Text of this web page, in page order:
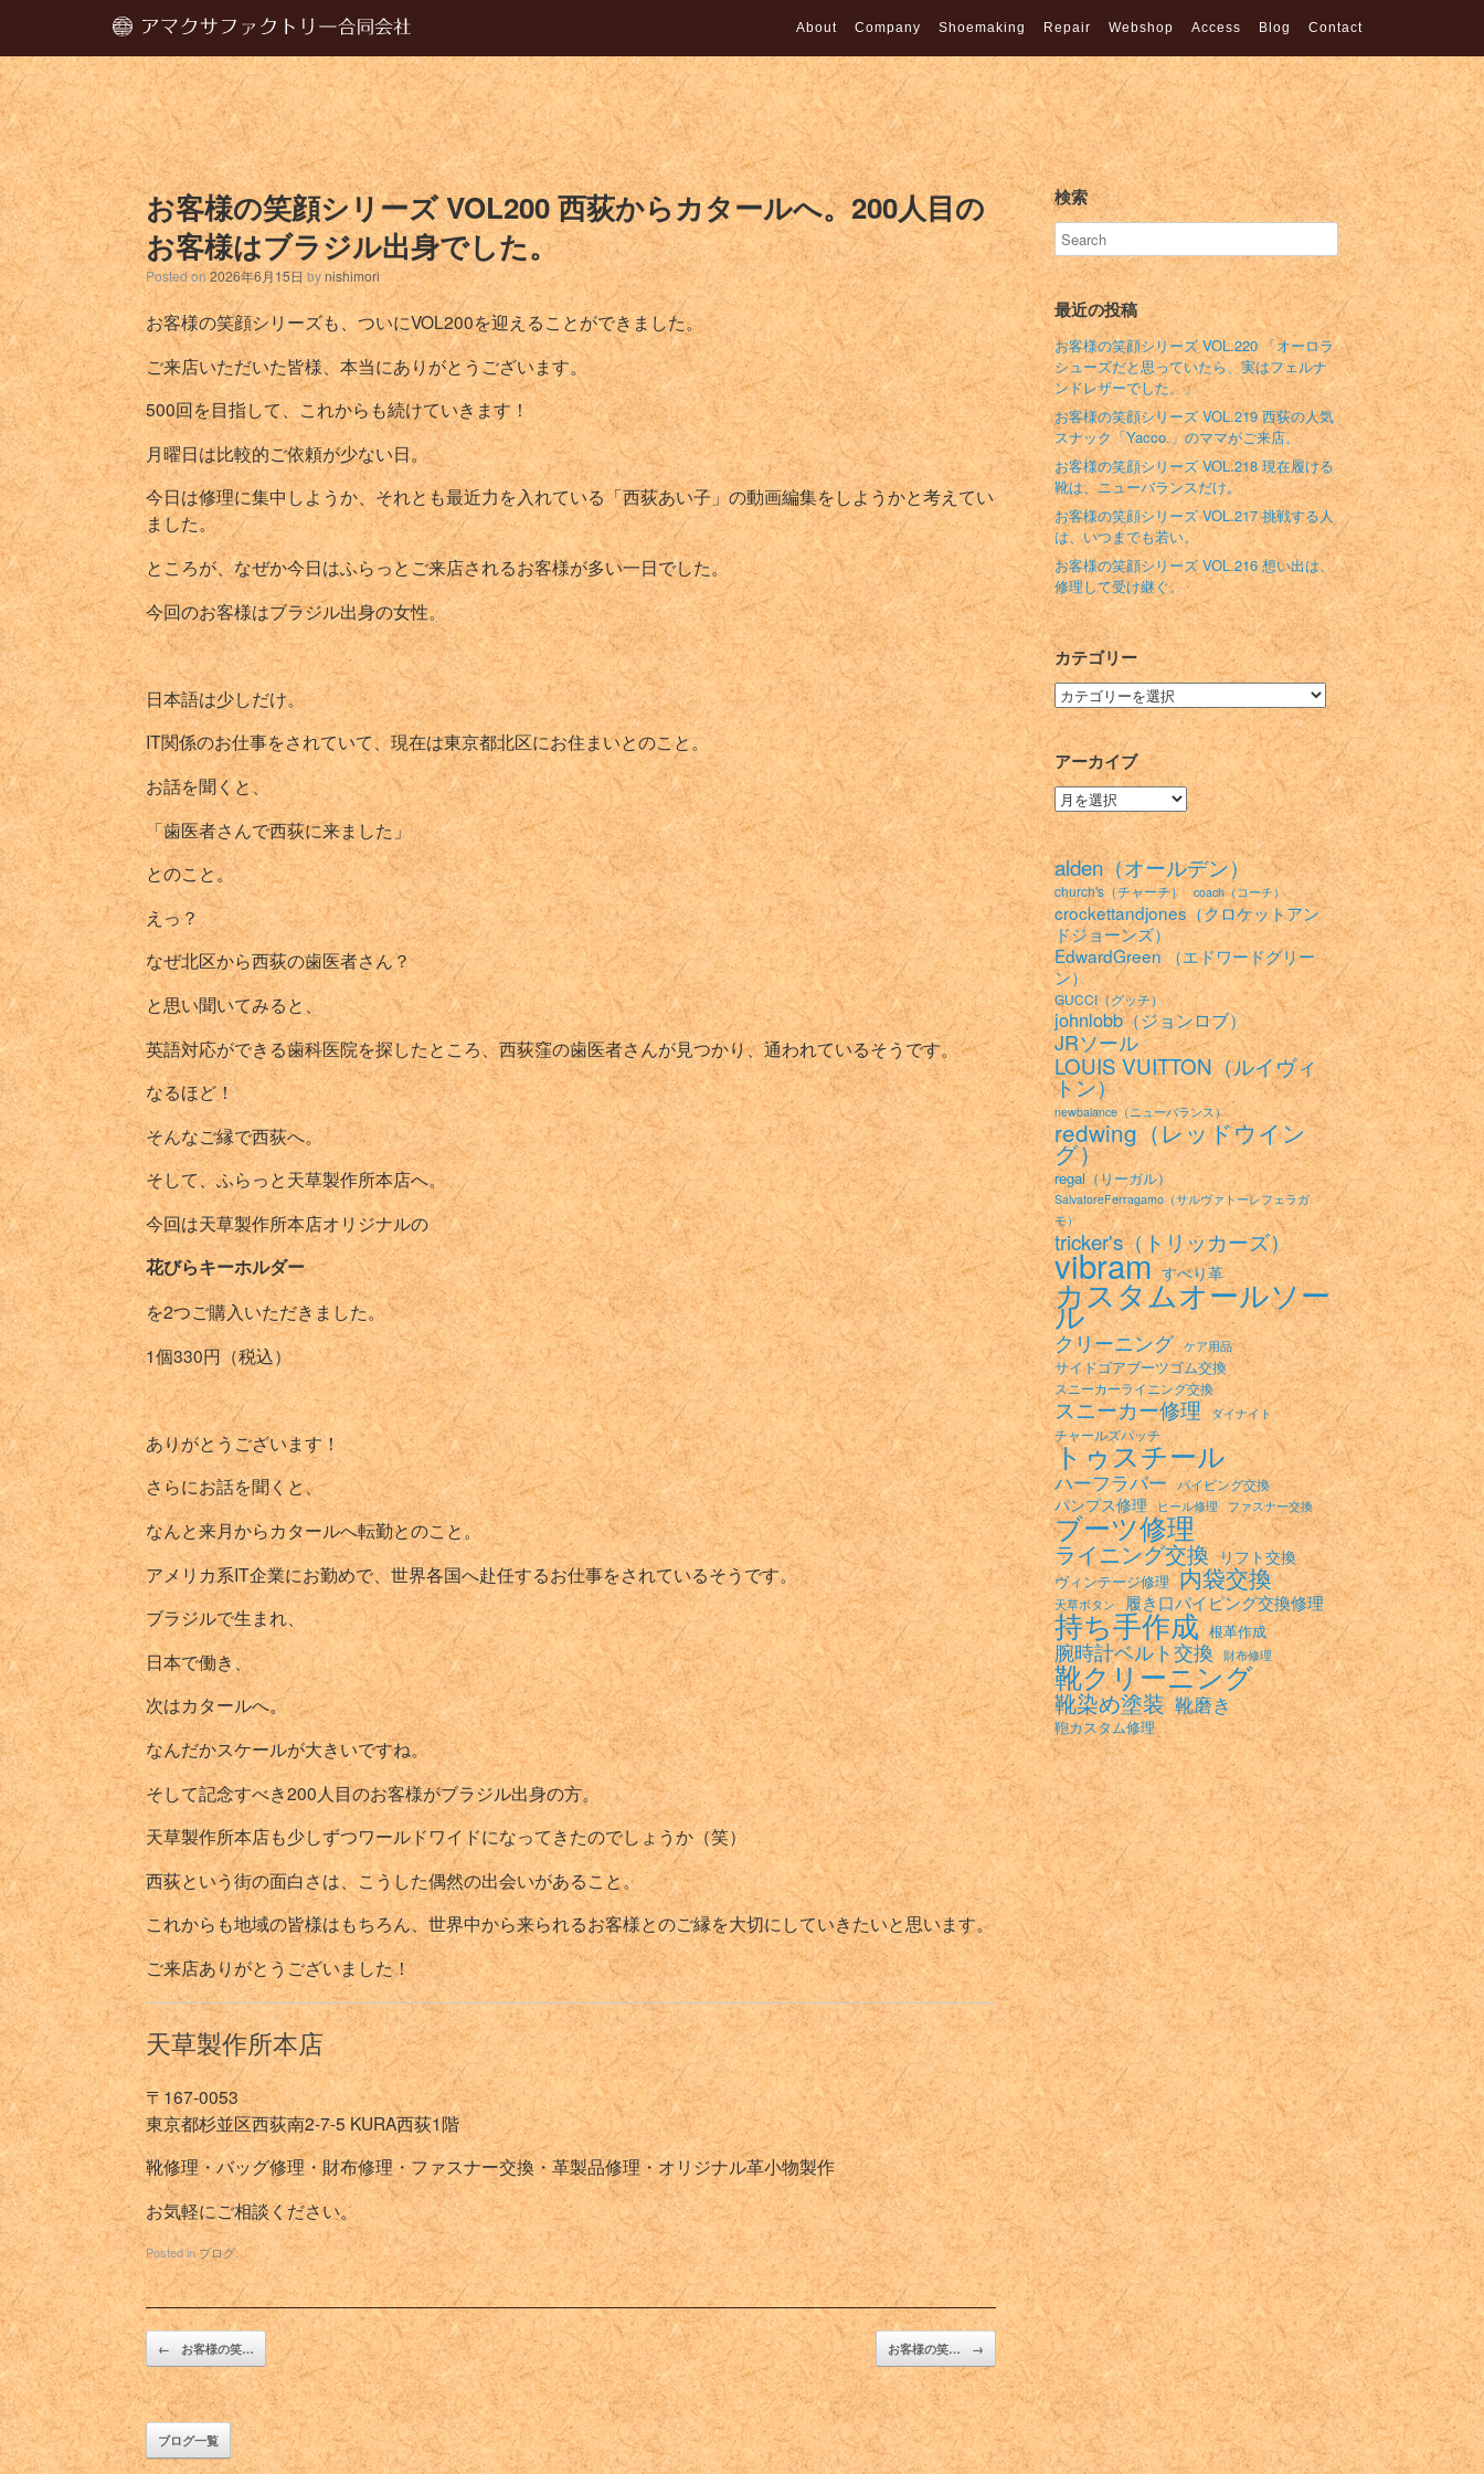
About Company Shoemaking Repair Webshop Access Blog Contact
お客様の笑顔シリーズ VOL200 西荻からカタールへ。200人目の
お客様はブラジル出身でした。
Posted on2026年6月15日 bynishimori
お客様の笑顔シリーズも、ついにVOL200を迎えることができました。
ご来店いただいた皆様、本当にありがとうございます。
500回を目指して、これからも続けていきます！
月曜日は比較的ご依頼が少ない日。
今日は修理に集中しようか、それとも最近力を入れている「西荻あい子」の動画編集をしようかと考えてい
ました。
ところが、なぜか今日はふらっとご来店されるお客様が多い一日でした。
今回のお客様はブラジル出身の女性。
日本語は少しだけ。
IT関係のお仕事をされていて、現在は東京都北区にお住まいとのこと。
お話を聞くと、
「歯医者さんで西荻に来ました」
とのこと。
えっ？
なぜ北区から西荻の歯医者さん？
と思い聞いてみると、
英語対応ができる歯科医院を探したところ、西荻窪の歯医者さんが見つかり、通われているそうです。
なるほど！
そんなご縁で西荻へ。
そして、ふらっと天草製作所本店へ。
今回は天草製作所本店オリジナルの
花びらキーホルダー
を2つご購入いただきました。
1個330円（税込）
ありがとうございます！
さらにお話を聞くと、
なんと来月からカタールへ転勤とのこと。
アメリカ系IT企業にお勤めで、世界各国へ赴任するお仕事をされているそうです。
ブラジルで生まれ、
日本で働き、
次はカタールへ。
なんだかスケールが大きいですね。
そして記念すべき200人目のお客様がブラジル出身の方。
天草製作所本店も少しずつワールドワイドになってきたのでしょうか（笑）
西荻という街の面白さは、こうした偶然の出会いがあること。
これからも地域の皆様はもちろん、世界中から来られるお客様とのご縁を大切にしていきたいと思います。
ご来店ありがとうございました！
天草製作所本店
〒167-0053
東京都杉並区西荻南2-7-5 KURA西荻1階
靴修理・バッグ修理・財布修理・ファスナー交換・革製品修理・オリジナル革小物製作
お気軽にご相談ください。
Posted inブログ.
Post navigation
← お客様の笑… お客様の笑… →
ブログ一覧
検索
最近の投稿
お客様の笑顔シリーズ VOL.220 「オーロラ
シューズだと思っていたら、実はフェルナ
ンドレザーでした。」
お客様の笑顔シリーズ VOL.219 西荻の人気
スナック「Yacco.」のママがご来店。
お客様の笑顔シリーズ VOL.218 現在履ける
靴は、ニューバランスだけ。
お客様の笑顔シリーズ VOL.217 挑戦する人
は、いつまでも若い。
お客様の笑顔シリーズ VOL.216 想い出は、
修理して受け継ぐ。
カテゴリー
カ
テ
ゴ
リ
ー
アーカイブ
ア
ー
カ
イ
ブ
alden（オールデン）
church's（チャーチ） coach（コーチ）
crockettandjones（クロケットアン
ドジョーンズ）
EdwardGreen （エドワードグリー
ン）
GUCCI（グッチ）
johnlobb（ジョンロブ）
JRソール
LOUIS VUITTON（ルイヴィ
トン）
newbalance（ニューバランス）
redwing（レッドウイン
グ）
regal（リーガル）
SalvatoreFerragamo（サルヴァトーレフェラガ
モ）
tricker's（トリッカーズ）
vibram すべり革
カスタムオールソー
ル
クリーニング ケア用品
サイドゴアブーツゴム交換
スニーカーライニング交換
スニーカー修理 ダイナイト
チャールズパッチ
トゥスチール
ハーフラバー パイピング交換
パンプス修理 ヒール修理 ファスナー交換
ブーツ修理
ライニング交換 リフト交換
ヴィンテージ修理 内袋交換
天草ボタン 履き口パイピング交換修理
持ち手作成 根革作成
腕時計ベルト交換 財布修理
靴クリーニング
靴染め塗装 靴磨き
鞄カスタム修理